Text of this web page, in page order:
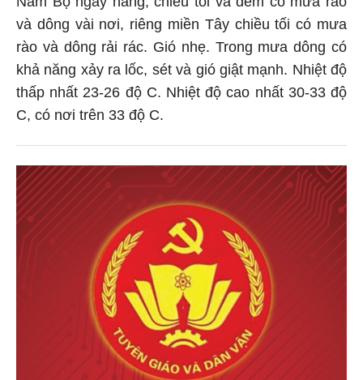
và dông vài nơi, riêng miền Tây chiều tối có mưa
rào và dông rải rác. Gió nhẹ. Trong mưa dông có
khả năng xảy ra lốc, sét và gió giật mạnh. Nhiệt độ
thấp nhất 23-26 độ C. Nhiệt độ cao nhất 30-33 độ
C, có nơi trên 33 độ C.